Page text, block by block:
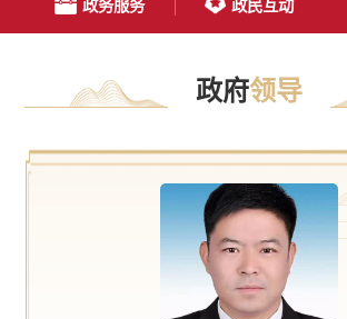
政务服务 政民互动
政府领导